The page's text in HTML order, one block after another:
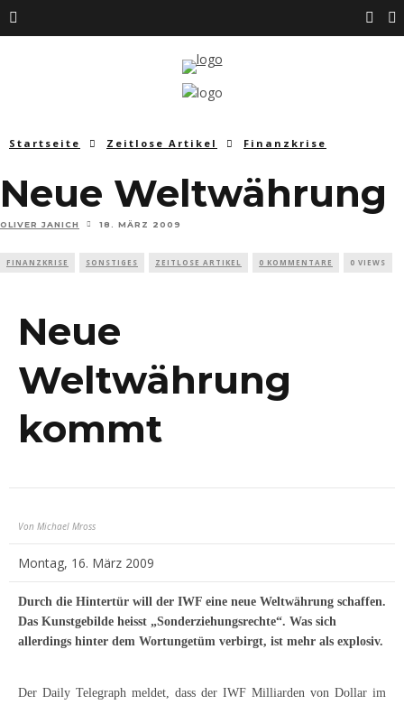
Startseite Zeitlose Artikel Finanzkrise
Neue Weltwährung
OLIVER JANICH 18. MÄRZ 2009
FINANZKRISE SONSTIGES ZEITLOSE ARTIKEL 0 KOMMENTARE 0 VIEWS
Neue
Weltwährung
kommt
Von Michael Mross
Montag, 16. März 2009
Durch die Hintertür will der IWF eine neue Weltwährung schaffen.
Das Kunstgebilde heisst „Sonderziehungsrechte“. Was sich
allerdings hinter dem Wortungetüm verbirgt, ist mehr als explosiv.
Der Daily Telegraph meldet, dass der IWF Milliarden von Dollar im